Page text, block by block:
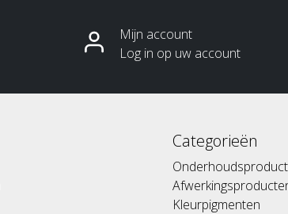
Mijn account
Log in op uw account
Categorieën
Kleurpigmenten